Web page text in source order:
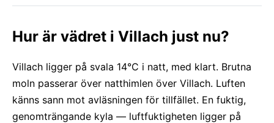
Hur är vädret i Villach just nu?
Villach ligger på svala 14°C i natt, med klart. Brutna
moln passerar över natthimlen över Villach. Luften
känns sann mot avläsningen för tillfället. En fuktig,
genomträngande kyla — luftfuktigheten ligger på